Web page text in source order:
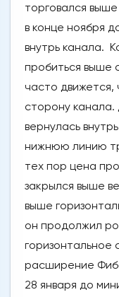
торговался
в конце ноября
внутрь канала.
пробиться выше
часто движется,
сторону канала.
вернулась
нижнюю линию
тех пор цена
закрылся выше
выше
он продолжил
горизонтальное
расширение
28 января до